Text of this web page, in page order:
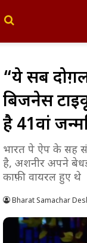
“ये सब
बिजनेस
है 41वां
भारत पे ऐप के सह
है, अशनीर अपने
काफ़ी वायरल हुए थे
Bharat Samachar